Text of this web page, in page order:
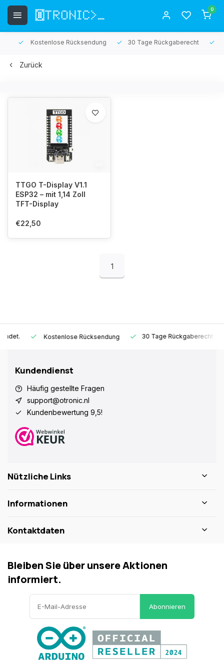
0
Kostenlose Rücksendung 30 Tage Rückgaberecht 1
Zurück
TTGO T-Display V1.1
ESP32 – mit 1,14 Zoll
TFT-Display
€22,50
1
Kostenlose Rücksendung 30 Tage Rückgaberecht
Kundendienst
Häufig gestellte Fragen
support@otronic.nl
Kundenbewertung 9,5!
Nützliche Links
Informationen
Kontaktdaten
Bleiben Sie über unsere Aktionen
informiert.
Abonnieren